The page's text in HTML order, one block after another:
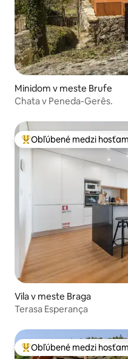
Minidom v meste Brufe
Chata v Peneda-Gerês.
Najobľúbenejšie medzi
Obľúbené medzi
Vila v meste Braga
Terasa Esperança
Najobľúbenejšie medzi
Obľúbené medzi